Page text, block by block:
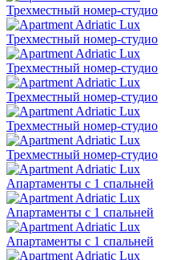
Трехместный номер-студио
Трехместный номер-студио
Трехместный номер-студио
Трехместный номер-студио
Трехместный номер-студио
Трехместный номер-студио
Апартаменты с 1 спальней
Апартаменты с 1 спальней
Апартаменты с 1 спальней